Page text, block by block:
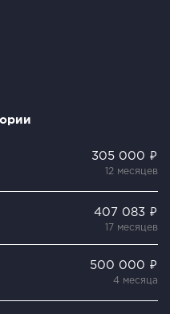
305 000 ₽
12 месяцев
407 083 ₽
17 месяцев
500 000 ₽
4 месяца